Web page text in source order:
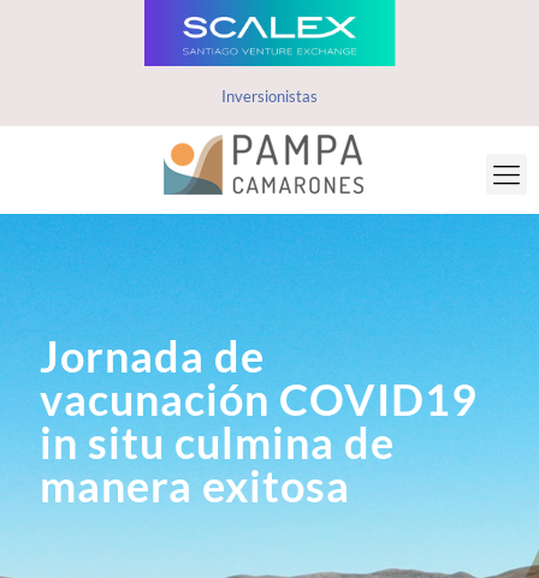
Inversionistas
Jornada de
vacunación COVID19
in situ culmina de
manera exitosa